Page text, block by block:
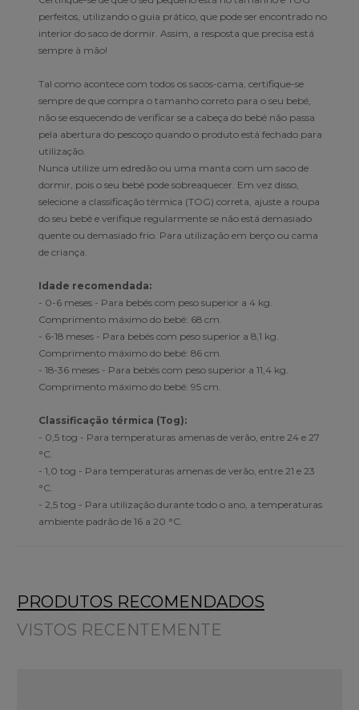
perfeitos, utilizando o guia prático, que pode ser encontrado no
interior do saco de dormir. Assim, a resposta que precisa está
sempre à mão!
Tal como acontece com todos os sacos-cama, certifique-se
sempre de que compra o tamanho correto para o seu bebé,
não se esquecendo de verificar se a cabeça do bebé não passa
pela abertura do pescoço quando o produto está fechado para
utilização.
Nunca utilize um edredão ou uma manta com um saco de
dormir, pois o seu bebé pode sobreaquecer. Em vez disso,
selecione a classificação térmica (TOG) correta, ajuste a roupa
do seu bebé e verifique regularmente se não está demasiado
quente ou demasiado frio. Para utilização em berço ou cama
de criança.
Idade recomendada:
- 0-6 meses - Para bebés com peso superior a 4 kg.
Comprimento máximo do bebé: 68 cm.
- 6-18 meses - Para bebés com peso superior a 8,1 kg.
Comprimento máximo do bebé: 86 cm.
- 18-36 meses - Para bebés com peso superior a 11,4 kg.
Comprimento máximo do bebé: 95 cm.
Classificação térmica (Tog):
- 0,5 tog - Para temperaturas amenas de verão, entre 24 e 27
°C.
- 1,0 tog - Para temperaturas amenas de verão, entre 21 e 23
°C.
- 2,5 tog - Para utilização durante todo o ano, a temperaturas
ambiente padrão de 16 a 20 °C.
PRODUTOS RECOMENDADOS
VISTOS RECENTEMENTE